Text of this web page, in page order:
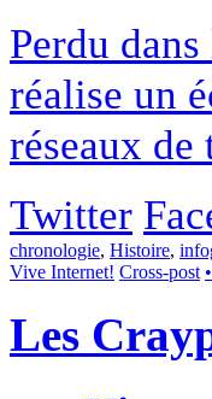
Perdu
réalise un
réseaux
Twitter
chronologie, Histoire,
Vive Internet! Cross-post
Les